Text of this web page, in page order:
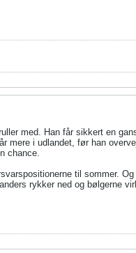
med. Han får sikkert en
mere i udlandet, før han
chance.
til sommer.
rykker ned og bølgerne